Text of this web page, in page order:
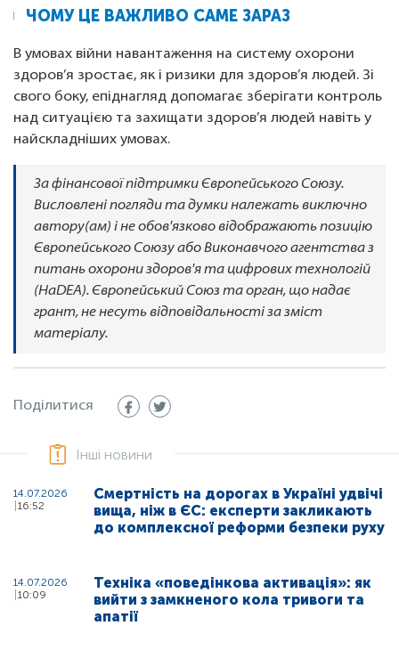
ЧОМУ ЦЕ ВАЖЛИВО САМЕ ЗАРАЗ
В умовах війни навантаження на систему охорони
здоров’я зростає, як і ризики для здоров’я людей. Зі
свого боку, епіднагляд допомагає зберігати контроль
над ситуацією та захищати здоров’я людей навіть у
найскладніших умовах.
За фінансової підтримки Європейського Союзу.
Висловлені погляди та думки належать виключно
автору(ам) і не обов'язково відображають позицію
Європейського Союзу або Виконавчого агентства з
питань охорони здоров'я та цифрових технологій
(HaDEA). Європейський Союз та орган, що надає
грант, не несуть відповідальності за зміст
матеріалу.
Поділитися
Інші новини
14.07.2026
16:52
Смертність на дорогах в Україні удвічі
вища, ніж в ЄС: експерти закликають
до комплексної реформи безпеки руху
14.07.2026
10:09
Техніка «поведінкова активація»: як
вийти з замкненого кола тривоги та
апатії